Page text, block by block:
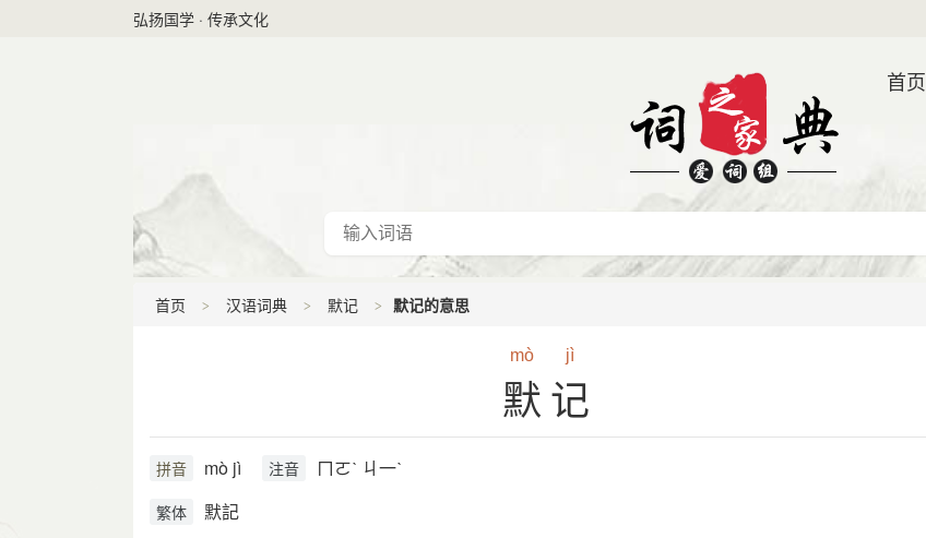
弘扬国学 · 传承文化
首页
首页 汉语词典 默记 默记的意思
mò jì
默记
拼音 mò jì 注音 ㄇㄛˋ ㄐ一ˋ
繁体 默記